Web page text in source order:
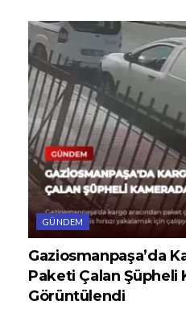
GÜNDEM
Gaziosmanpaşa’da
Paketi Çalan Şüpheli
Görüntülendi